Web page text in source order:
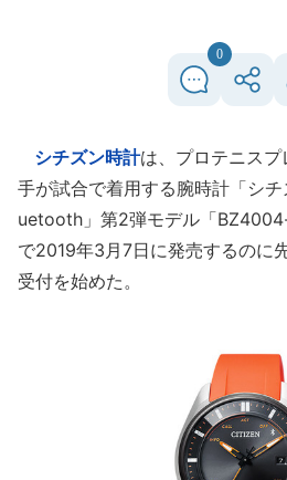
0
シチズン時計は、プロテニス
手が試合で着用する腕時計「シ
uetooth」第2弾モデル「
で2019年3月7日に発売するのに
受付を始めた。